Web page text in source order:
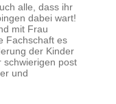
alle, dass ihr
dabei wart!
mit Frau
Fachschaft es
der Kinder
schwierigen post
und